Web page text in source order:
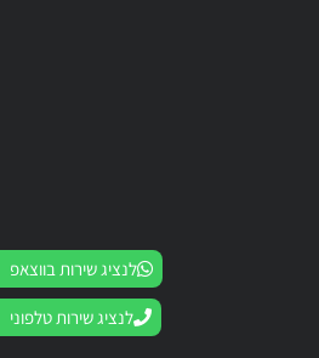
לנציג שירות בווצאפ
לנציג שירות טלפוני